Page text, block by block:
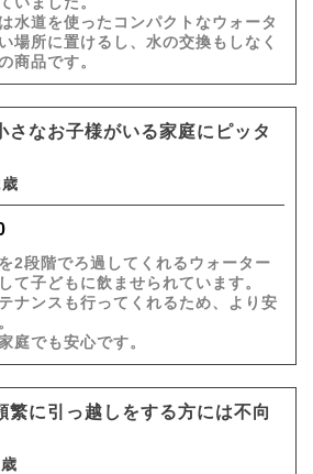
水道を使ったコンパクトなウォータ
場所に置けるし、水の交換もしなく
商品です。
さなお子様がいる家庭にピッタ
2段階でろ過してくれるウォーター
て子どもに飲ませられています。
ナンスも行ってくれるため、より安
庭でも安心です。
繁に引っ越しをする方には不向